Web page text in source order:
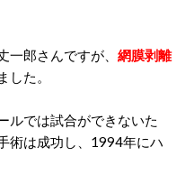
郎さんですが、 網膜剥離
た。
ルでは試合ができないた
術は成功し、1994年にハ